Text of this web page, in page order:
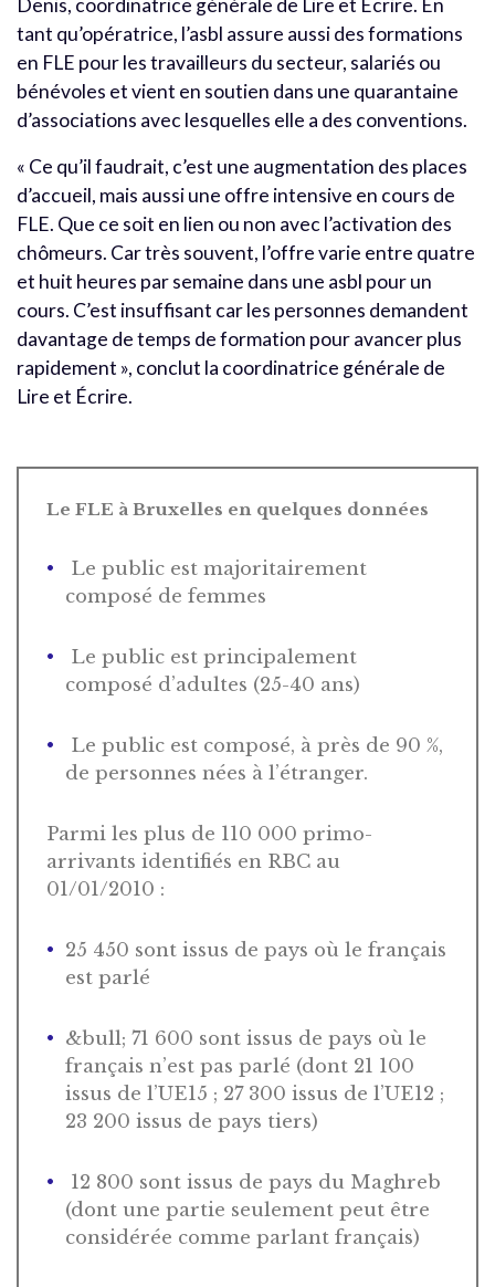
tant qu’opératrice, l’asbl assure aussi des formations
en FLE pour les travailleurs du secteur, salariés ou
bénévoles et vient en soutien dans une quarantaine
d’associations avec lesquelles elle a des conventions.
« Ce qu’il faudrait, c’est une augmentation des places
d’accueil, mais aussi une offre intensive en cours de
FLE. Que ce soit en lien ou non avec l’activation des
chômeurs. Car très souvent, l’offre varie entre quatre
et huit heures par semaine dans une asbl pour un
cours. C’est insuffisant car les personnes demandent
davantage de temps de formation pour avancer plus
rapidement », conclut la coordinatrice générale de
Lire et Écrire.
Le FLE à Bruxelles en quelques données
Le public est majoritairement
composé de femmes
Le public est principalement
composé d’adultes (25-40 ans)
Le public est composé, à près de 90 %,
de personnes nées à l’étranger.
Parmi les plus de 110 000 primo-
arrivants identifiés en RBC au
01/01/2010 :
25 450 sont issus de pays où le français
est parlé
&bull; 71 600 sont issus de pays où le
français n’est pas parlé (dont 21 100
issus de l’UE15 ; 27 300 issus de l’UE12 ;
23 200 issus de pays tiers)
12 800 sont issus de pays du Maghreb
(dont une partie seulement peut être
considérée comme parlant français)